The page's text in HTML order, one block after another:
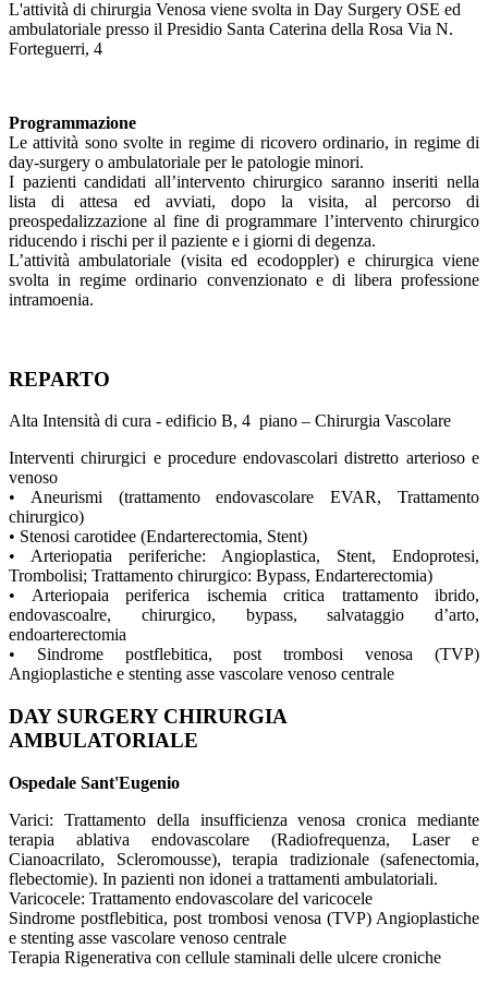
L'attività di chirurgia Venosa viene svolta in Day Surgery OSE ed
ambulatoriale presso il Presidio Santa Caterina della Rosa Via N.
Forteguerri, 4
Programmazione
Le attività sono svolte in regime di ricovero ordinario, in regime di
day-surgery o ambulatoriale per le patologie minori.
I pazienti candidati all’intervento chirurgico saranno inseriti nella
lista di attesa ed avviati, dopo la visita, al percorso di
preospedalizzazione al fine di programmare l’intervento chirurgico
riducendo i rischi per il paziente e i giorni di degenza.
L’attività ambulatoriale (visita ed ecodoppler) e chirurgica viene
svolta in regime ordinario convenzionato e di libera professione
intramoenia.
REPARTO
Alta Intensità di cura - edificio B, 4 piano – Chirurgia Vascolare
Interventi chirurgici e procedure endovascolari distretto arterioso e
venoso
• Aneurismi (trattamento endovascolare EVAR, Trattamento
chirurgico)
• Stenosi carotidee (Endarterectomia, Stent)
• Arteriopatia periferiche: Angioplastica, Stent, Endoprotesi,
Trombolisi; Trattamento chirurgico: Bypass, Endarterectomia)
• Arteriopaia periferica ischemia critica trattamento ibrido,
endovascoalre, chirurgico, bypass, salvataggio d’arto,
endoarterectomia
• Sindrome postflebitica, post trombosi venosa (TVP)
Angioplastiche e stenting asse vascolare venoso centrale
DAY SURGERY CHIRURGIA
AMBULATORIALE
Ospedale Sant'Eugenio
Varici: Trattamento della insufficienza venosa cronica mediante
terapia ablativa endovascolare (Radiofrequenza, Laser e
Cianoacrilato, Scleromousse), terapia tradizionale (safenectomia,
flebectomie). In pazienti non idonei a trattamenti ambulatoriali.
Varicocele: Trattamento endovascolare del varicocele
Sindrome postflebitica, post trombosi venosa (TVP) Angioplastiche
e stenting asse vascolare venoso centrale
Terapia Rigenerativa con cellule staminali delle ulcere croniche